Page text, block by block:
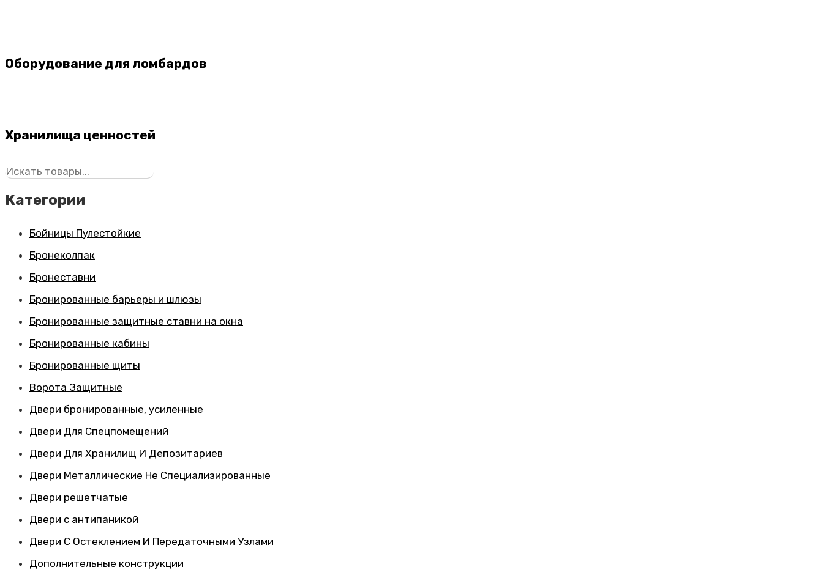
Оборудование для ломбардов
Хранилища ценностей
Поиск
Категории
Бойницы Пулестойкие
Бронеколпак
Бронеставни
Бронированные барьеры и шлюзы
Бронированные защитные ставни на окна
Бронированные кабины
Бронированные щиты
Ворота Защитные
Двери бронированные, усиленные
Двери Для Спецпомещений
Двери Для Хранилищ И Депозитариев
Двери Металлические Не Специализированные
Двери решетчатые
Двери с антипаникой
Двери С Остеклением И Передаточными Узлами
Дополнительные конструкции